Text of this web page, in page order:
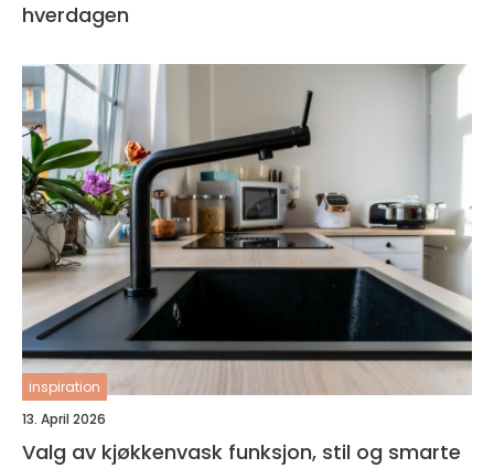
hverdagen
inspiration
13. April 2026
Valg av kjøkkenvask funksjon, stil og smarte